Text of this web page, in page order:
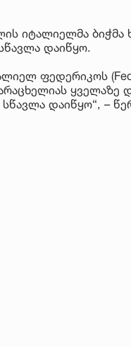
იტალიელმა ბიჭმა
დაიწყო.
ფედერიკოს
ყველაზე
დაიწყო“, –